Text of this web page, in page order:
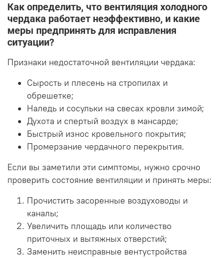
Как определить, что вентиляция холодного
чердака работает неэффективно, и какие
меры предпринять для исправления
ситуации?
Признаки недостаточной вентиляции чердака:
Сырость и плесень на стропилах и
обрешетке;
Наледь и сосульки на свесах кровли зимой;
Духота и спертый воздух в мансарде;
Быстрый износ кровельного покрытия;
Промерзание чердачного перекрытия.
Если вы заметили эти симптомы, нужно срочно
проверить состояние вентиляции и принять меры:
Прочистить засоренные воздуховоды и
каналы;
Увеличить площадь или количество
приточных и вытяжных отверстий;
Заменить неисправные вентустройства